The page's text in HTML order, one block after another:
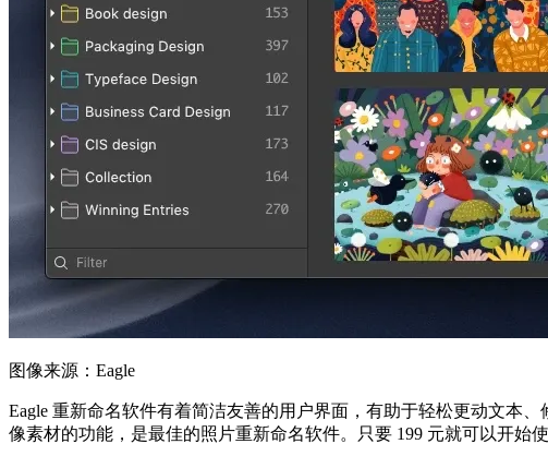
图像来源：Eagle
Eagle 重新命名软件有着简洁友善的用户界面，有助于轻松更动文本
像素材的功能，是最佳的照片重新命名软件。只要 199 元就可以开始